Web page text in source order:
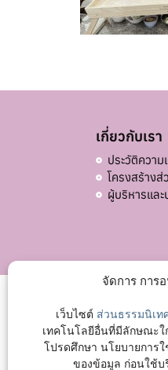
จัดการ การ
เว็บไซต์ ส่วนธรรมนิเท
เทคโนโลยีอื่นที่มีลักษณะใ
โปรดศึกษา นโยบายการ
ของข้อมูล ก่อนใช้บ
เกี่ยวกับเรา
ประวัติความ
โครงสร้างส่
ผู้บริหารแล